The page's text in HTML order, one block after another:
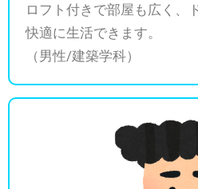
ロフト付きで部屋も広く、
快適に生活できます。
（男性/建築学科）